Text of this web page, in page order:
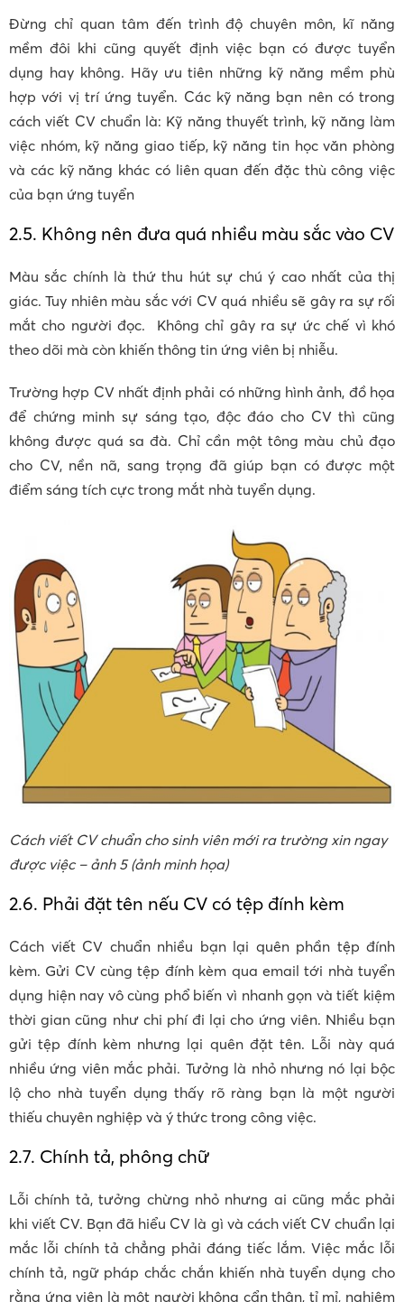
Đừng chỉ quan tâm đến trình độ chuyên môn, kĩ năng
mềm đôi khi cũng quyết định việc bạn có được tuyển
dụng hay không. Hãy ưu tiên những kỹ năng mềm phù
hợp với vị trí ứng tuyển. Các kỹ năng bạn nên có trong
cách viết CV chuẩn là: Kỹ năng thuyết trình, kỹ năng làm
việc nhóm, kỹ năng giao tiếp, kỹ năng tin học văn phòng
và các kỹ năng khác có liên quan đến đặc thù công việc
của bạn ứng tuyển
2.5. Không nên đưa quá nhiều màu sắc vào CV
Màu sắc chính là thứ thu hút sự chú ý cao nhất của thị
giác. Tuy nhiên màu sắc với CV quá nhiều sẽ gây ra sự rối
mắt cho người đọc. Không chỉ gây ra sự ức chế vì khó
theo dõi mà còn khiến thông tin ứng viên bị nhiễu.
Trường hợp CV nhất định phải có những hình ảnh, đồ họa
để chứng minh sự sáng tạo, độc đáo cho CV thì cũng
không được quá sa đà. Chỉ cần một tông màu chủ đạo
cho CV, nền nã, sang trọng đã giúp bạn có được một
điểm sáng tích cực trong mắt nhà tuyển dụng.
Cách viết CV chuẩn cho sinh viên mới ra trường xin ngay
được việc – ảnh 5 (ảnh minh họa)
2.6. Phải đặt tên nếu CV có tệp đính kèm
Cách viết CV chuẩn nhiều bạn lại quên phần tệp đính
kèm. Gửi CV cùng tệp đính kèm qua email tới nhà tuyển
dụng hiện nay vô cùng phổ biến vì nhanh gọn và tiết kiệm
thời gian cũng như chi phí đi lại cho ứng viên. Nhiều bạn
gửi tệp đính kèm nhưng lại quên đặt tên. Lỗi này quá
nhiều ứng viên mắc phải. Tưởng là nhỏ nhưng nó lại bộc
lộ cho nhà tuyển dụng thấy rõ ràng bạn là một người
thiếu chuyên nghiệp và ý thức trong công việc.
2.7. Chính tả, phông chữ
Lỗi chính tả, tưởng chừng nhỏ nhưng ai cũng mắc phải
khi viết CV. Bạn đã hiểu CV là gì và cách viết CV chuẩn lại
mắc lỗi chính tả chẳng phải đáng tiếc lắm. Việc mắc lỗi
chính tả, ngữ pháp chắc chắn khiến nhà tuyển dụng cho
rằng ứng viên là một người không cẩn thận, tỉ mỉ, nghiêm